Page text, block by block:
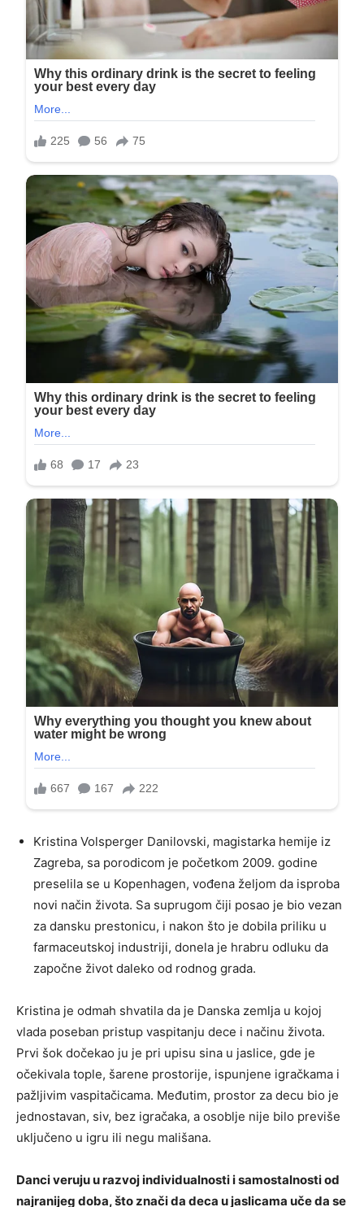
Kristina Volsperger Danilovski, magistarka hemije iz
Zagreba, sa porodicom je početkom 2009. godine
preselila se u Kopenhagen, vođena željom da isproba
novi način života. Sa suprugom čiji posao je bio vezan
za dansku prestonicu, i nakon što je dobila priliku u
farmaceutskoj industriji, donela je hrabru odluku da
započne život daleko od rodnog grada.
Kristina je odmah shvatila da je Danska zemlja u kojoj
vlada poseban pristup vaspitanju dece i načinu života.
Prvi šok dočekao ju je pri upisu sina u jaslice, gde je
očekivala tople, šarene prostorije, ispunjene igračkama i
pažljivim vaspitačicama. Međutim, prostor za decu bio je
jednostavan, siv, bez igračaka, a osoblje nije bilo previše
uključeno u igru ili negu mališana.
Danci veruju u razvoj individualnosti i samostalnosti od
najranijeg doba, što znači da deca u jaslicama uče da se